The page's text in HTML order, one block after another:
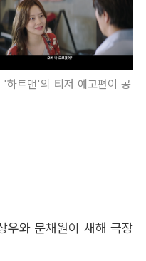
'하트맨'의 티저 예고편이 공
우와 문채원이 새해 극장